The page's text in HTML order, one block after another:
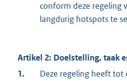
conform deze regeling
langdurig hotspots te
Artikel 2: Doelstelling, taak
1.
Deze regeling heeft